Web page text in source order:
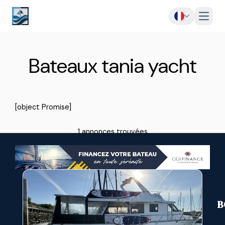
Menu
Bateaux tania yacht
[object Promise]
1 annonces trouvées